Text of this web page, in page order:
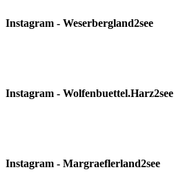
Instagram - Weserbergland2see
Instagram - Wolfenbuettel.Harz2see
Instagram - Margraeflerland2see